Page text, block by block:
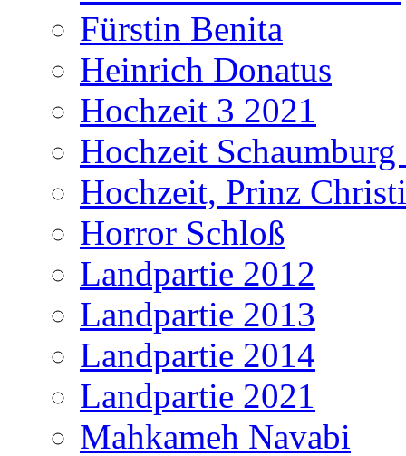
Fürstin Benita
Heinrich Donatus
Hochzeit 3 2021
Hochzeit
Hochzeit, Prinz
Horror Schloß
Landpartie 2012
Landpartie 2013
Landpartie 2014
Landpartie 2021
Mahkameh Navabi